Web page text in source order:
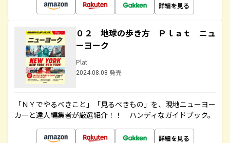
詳細を見る
０２ 地球の歩き方 Ｐｌａｔ ニュ
ーヨーク
Plat
2024.08.08 発売
「ＮＹでやるべきこと」「見るべきもの」を、現地ニューヨー
カーと達人編集者が厳選紹介！！ ハンディなガイドブック。
詳細を見る